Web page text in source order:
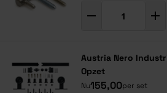
Austria Nero
Opzet
Nu155,00per set